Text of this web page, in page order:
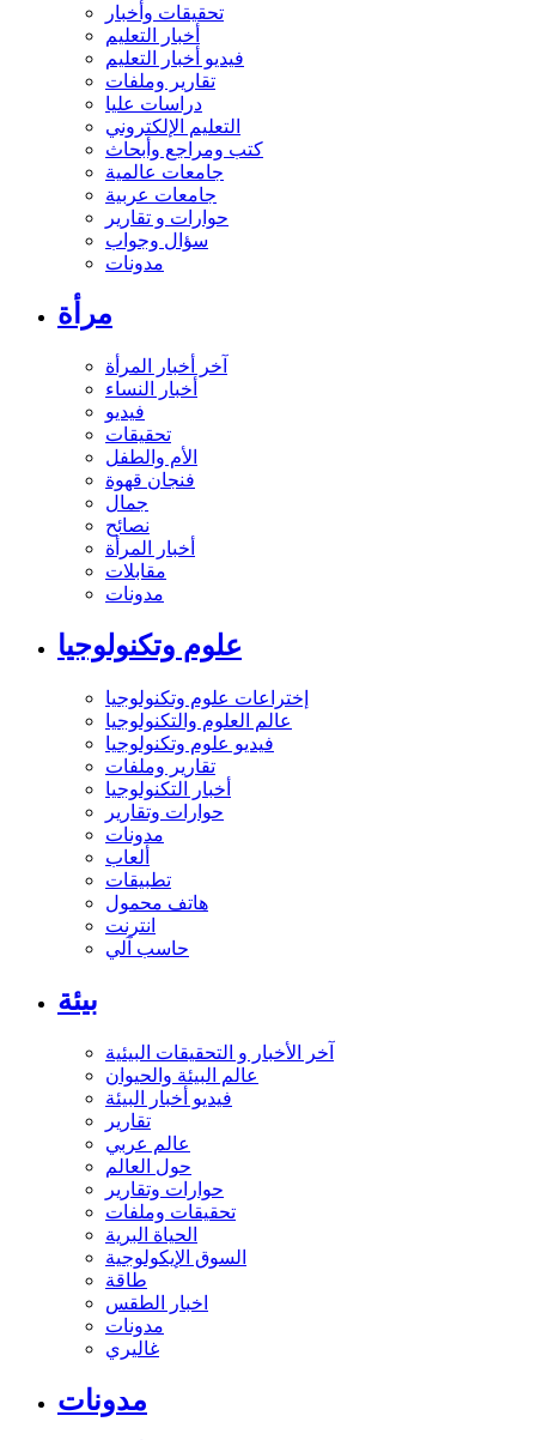
تحقيقات وأخبار
أخبار التعليم
فيديو أخبار التعليم
تقارير وملفات
دراسات عليا
التعليم الإلكتروني
كتب ومراجع وأبحاث
جامعات عالمية
جامعات عربية
حوارات و تقارير
سؤال وجواب
مدونات
مرأة
آخر أخبار المرأة
أخبار النساء
فيديو
تحقيقات
الأم والطفل
فنجان قهوة
جمال
نصائح
أخبار المرأة
مقابلات
مدونات
علوم وتكنولوجيا
إختراعات علوم وتكنولوجيا
عالم العلوم والتكنولوجيا
فيديو علوم وتكنولوجيا
تقارير وملفات
أخبار التكنولوجيا
حوارات وتقارير
مدونات
ألعاب
تطبيقات
هاتف محمول
انترنت
حاسب آلي
بيئة
آخر الأخبار و التحقيقات البيئية
عالم البيئة والحيوان
فيديو أخبار البيئة
تقارير
عالم عربي
حول العالم
حوارات وتقارير
تحقيقات وملفات
الحياة البرية
السوق الإيكولوجية
طاقة
اخبار الطقس
مدونات
غاليري
مدونات